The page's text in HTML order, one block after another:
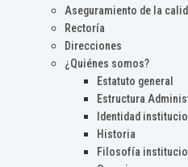
Aseguramiento de la
Rectoría
Direcciones
¿Quiénes somos?
Estatuto general
Estructura
Identidad
Historia
Filosofía